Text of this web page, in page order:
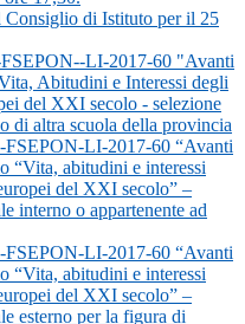
Consiglio di Istituto per il 25
LI-2017-60 "Avanti
Abitudini e Interessi degli
del XXI secolo - selezione
di altra scuola della provincia
FSEPON-LI-2017-60 “Avanti
“Vita, abitudini e interessi
del XXI secolo” –
interno o appartenente ad
FSEPON-LI-2017-60 “Avanti
“Vita, abitudini e interessi
del XXI secolo” –
esterno per la figura di